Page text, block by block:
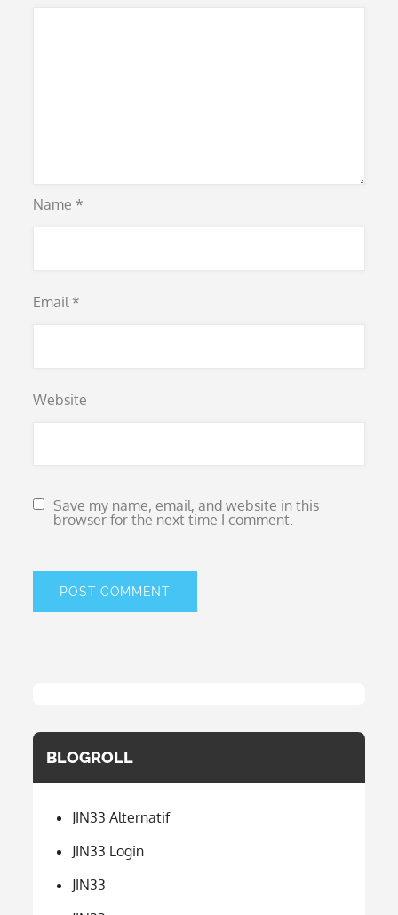
Name *
Email *
Website
Save my name, email, and website in this
browser for the next time I comment.
BLOGROLL
JIN33 Alternatif
JIN33 Login
JIN33